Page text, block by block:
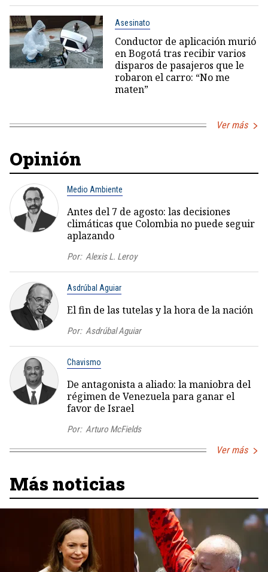
Asesinato
Conductor de aplicación murió
en Bogotá tras recibir varios
disparos de pasajeros que le
robaron el carro: “No me
maten”
Ver más
Opinión
Medio Ambiente
Antes del 7 de agosto: las decisiones
climáticas que Colombia no puede seguir
aplazando
Por: Alexis L. Leroy
Asdrúbal Aguiar
El fin de las tutelas y la hora de la nación
Por: Asdrúbal Aguiar
Chavismo
De antagonista a aliado: la maniobra del
régimen de Venezuela para ganar el
favor de Israel
Por: Arturo McFields
Ver más
Más noticias